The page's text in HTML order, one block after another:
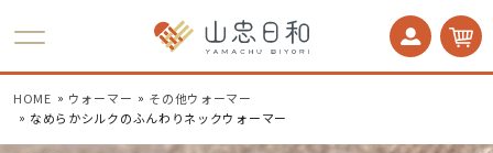
HOME ウォーマー
その他ウォーマー
なめらかシルクのふんわりネックウォーマー